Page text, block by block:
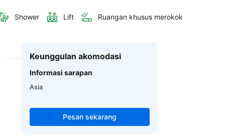
Shower Lift Ruangan khusus merokok
Keunggulan akomodasi
Informasi sarapan
Asia
Pesan sekarang